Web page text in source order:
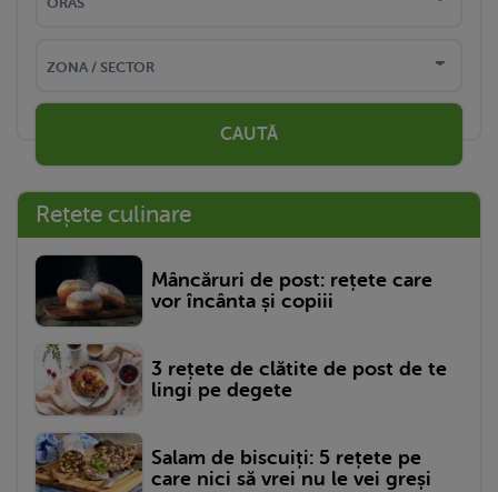
CAUTĂ
Rețete culinare
Mâncăruri de post: rețete care
vor încânta și copiii
3 rețete de clătite de post de te
lingi pe degete
Salam de biscuiți: 5 rețete pe
care nici să vrei nu le vei greși